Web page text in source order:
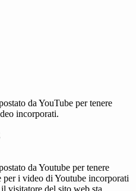
da YouTube per tenere
incorporati.
da Youtube per tenere
per i video di Youtube incorporati
visitatore del sito web sta